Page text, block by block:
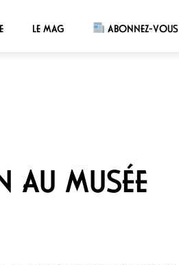
LE MAG ABONNEZ-VOUS
AU MUSÉE